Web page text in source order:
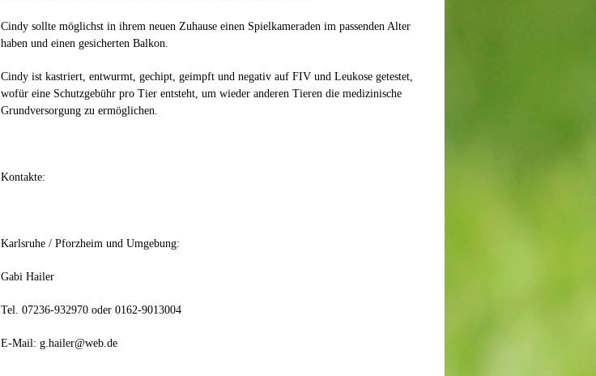
Cindy sollte möglichst in ihrem neuen Zuhause einen Spielkameraden im passenden Alter
haben und einen gesicherten Balkon.
Cindy ist kastriert, entwurmt, gechipt, geimpft und negativ auf FIV und Leukose getestet,
wofür eine Schutzgebühr pro Tier entsteht, um wieder anderen Tieren die medizinische
Grundversorgung zu ermöglichen.
Kontakte:
Karlsruhe / Pforzheim und Umgebung:
Gabi Hailer
Tel. 07236-932970 oder 0162-9013004
E-Mail: g.hailer@web.de